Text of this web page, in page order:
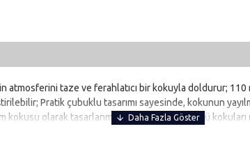
atmosferini taze ve ferahlatıcı bir kokuyla doldurur;
Pratik çubuklu tasarımı sayesinde, kokunun
kokusu olarak tasarlanmış olup, evinizdeki kötü